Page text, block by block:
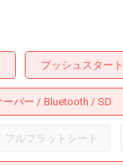
プッシュスタート
ーバー Bluetooth SD
フルフラットシート